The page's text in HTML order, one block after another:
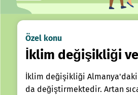
Özel konu
İklim değişikliği
İklim değişikliği Almanya'daki
da değiştirmektedir. Artan